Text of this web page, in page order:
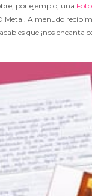
trucos
del producto
de Clientes
por ejemplo, una
Metal. A menudo
que ¡nos